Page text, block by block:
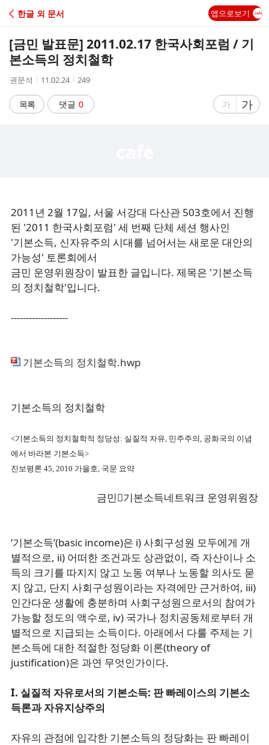
C
A
한글 외 문서 앱으로보기
[금민 발표문] 2011.02.17 한국사회포럼 / 기
본소득의 정치철학
작
자
권문석
작
시
간
11.02.24
조
수
249
목록 댓글 0
글
가
글
자
가
2011년 2월 17일, 서울 서강대 다산관 503호에서 진행
된 '2011 한국사회포럼' 세 번째 단체 세션 행사인
'기본소득, 신자유주의 시대를 넘어서는 새로운 대안의
가능성' 토론회에서
금민 운영위원장이 발표한 글입니다. 제목은 '기본소득
의 정치철학'입니다.
-------------------
기본소득의 정치철학.hwp
기본소득의 정치철학
<기본소득의 정치철학적 정당성: 실질적 자유, 민주주의, 공화국의 이념
에서 바라본 기본소득>
진보평론 45, 2010 가을호, 국문 요약
금민󰋯기본소득네트워크 운영위원장
‘기본소득’(basic income)은 i) 사회구성원 모두에게 개
별적으로, ii) 어떠한 조건과도 상관없이, 즉 자산이나 소
득의 크기를 따지지 않고 노동 여부나 노동할 의사도 묻
지 않고, 단지 사회구성원이라는 자격에만 근거하여, iii)
인간다운 생활에 충분하며 사회구성원으로서의 참여가
가능할 정도의 액수로, iv) 국가나 정치공동체로부터 개
별적으로 지급되는 소득이다. 아래에서 다룰 주제는 기
본소득에 대한 적절한 정당화 이론(theory of
justification)은 과연 무엇인가이다.
I. 실질적 자유로서의 기본소득: 판 빠레이스의 기본소
득론과 자유지상주의
자유의 관점에 입각한 기본소득의 정당화는 판 빠레이